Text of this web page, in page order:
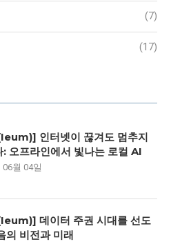
(7)
(17)
인터넷이 끊겨도 멈추지
: 오프라인에서 빛나는 로컬 AI
06월 04일
데이터 주권 시대를 선도
의 비전과 미래